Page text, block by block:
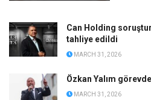
Can Holding
tahliye edildi
MARCH 31, 2026
Özkan Yalım
MARCH 31, 2026